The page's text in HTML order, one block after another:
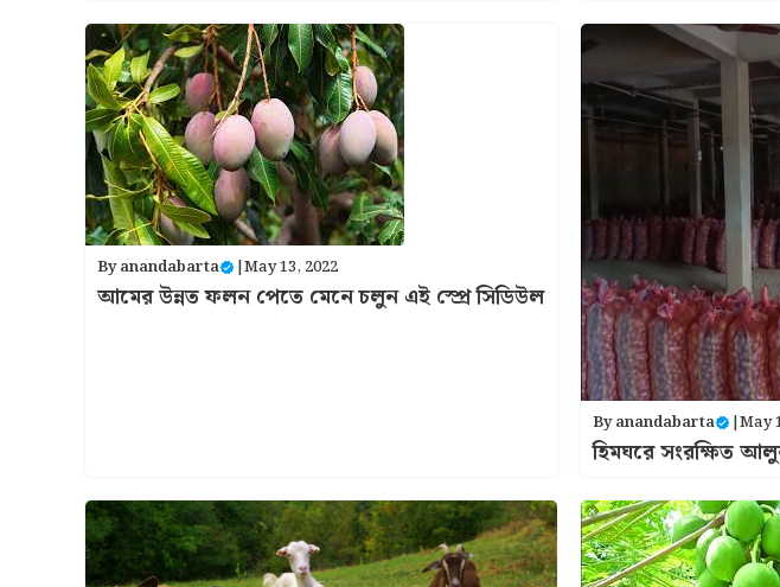
Byanandabarta |May 13, 2022
আমের উন্নত ফলন পেতে মেনে চলুন এই স্প্রে সিডিউল
Byanandabarta |May
হিমঘরে সংরক্ষিত